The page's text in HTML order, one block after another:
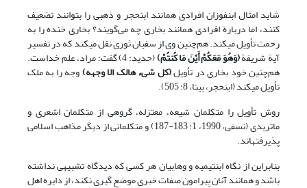
شاید امثال ابن‏فوزان افرادی همانند ابن‏حجر و ذهبی را بتوانند تضعیف
کنند، اما دربارة افرادی همانند بخاری چه می‌گویند؟ بخاری خنده را به
رحمت تأویل می‏کند. هم‌چنین وی از سفیان ثوری نقل می‏کند که در تفسیر
آیة شریفة(وَهُوَ مَعَکُمْ أَیْنَ مَا کُنتُمْ) (حدید: 4) گفت: مراد، علم خداست.
هم‌چنین خود بخاری در تأویل(کل شیء هالک الا وجهه)وجه را به ملک
تأویل می‏کند (ابن‏حجر، بی‏تا، 8: 505).
روش تأویل را متکلمان شیعه، معتزله، گروهی از متکلمان اشعری و
ماتریدی (نسفی، 1990، 1: 183-187) و متکلمانی از دیگر مذاهب اسلامی
پذیرفته‏اند.
بنابراین از نگاه ابن‏تیمیه و وهابیان هر کسی که دیدگاه تشبیهی نداشته
باشد و همانند آنان پیرامون صفات خبری موضع گیری نکند، از دایره اهل